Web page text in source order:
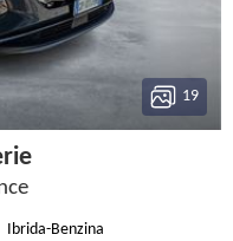
19
Ibrida-Benzina